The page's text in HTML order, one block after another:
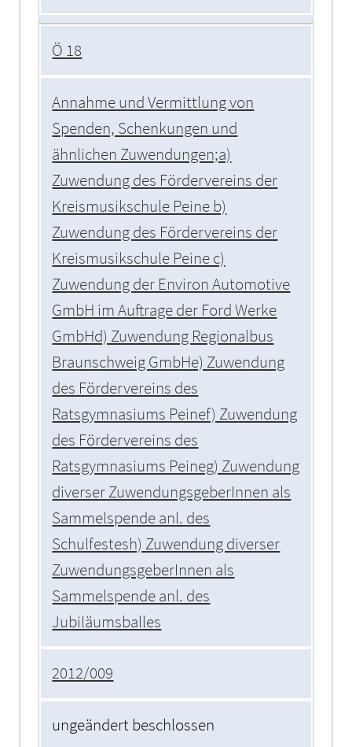
Ö 18
Annahme und Vermittlung von
Spenden, Schenkungen und
ähnlichen Zuwendungen;a)
Zuwendung des Fördervereins der
Kreismusikschule Peine b)
Zuwendung des Fördervereins der
Kreismusikschule Peine c)
Zuwendung der Environ Automotive
GmbH im Auftrage der Ford Werke
GmbHd) Zuwendung Regionalbus
Braunschweig GmbHe) Zuwendung
des Fördervereins des
Ratsgymnasiums Peinef) Zuwendung
des Fördervereins des
Ratsgymnasiums Peineg) Zuwendung
diverser ZuwendungsgeberInnen als
Sammelspende anl. des
Schulfestesh) Zuwendung diverser
ZuwendungsgeberInnen als
Sammelspende anl. des
Jubiläumsballes
2012/009
ungeändert beschlossen